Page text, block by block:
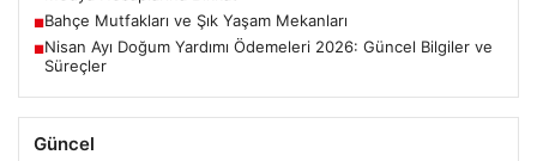
■Bahçe Mutfakları ve Şık Yaşam Mekanları
■Nisan Ayı Doğum Yardımı Ödemeleri 2026: Güncel Bilgiler ve
Süreçler
Güncel